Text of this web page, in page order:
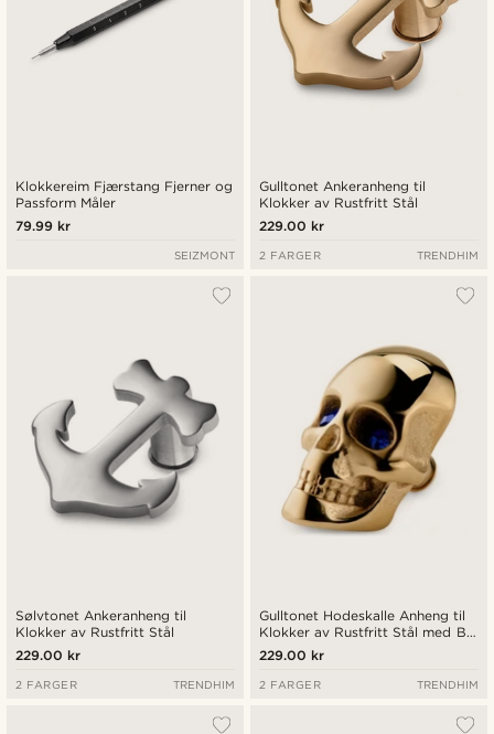
Klokkereim Fjærstang Fjerner og
Passform Måler
79.99 kr
SEIZMONT
Gulltonet Ankeranheng til
Klokker av Rustfritt Stål
229.00 kr
2 FARGER TRENDHIM
Sølvtonet Ankeranheng til
Klokker av Rustfritt Stål
229.00 kr
2 FARGER TRENDHIM
Gulltonet Hodeskalle Anheng til
Klokker av Rustfritt Stål med Blå
Zirkonia
229.00 kr
2 FARGER TRENDHIM